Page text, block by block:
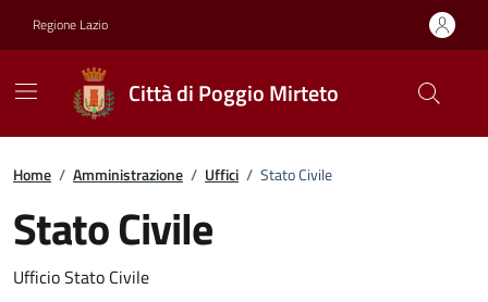
Regione Lazio
Città di Poggio Mirteto
Home / Amministrazione / Uffici / Stato Civile
Stato Civile
Ufficio Stato Civile